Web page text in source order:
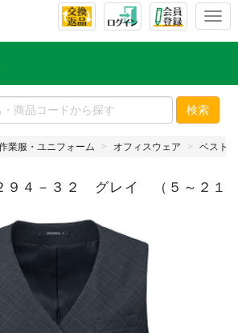
T
l
e
n
v
g
検索
業服・ユニフォーム オフィスウェア ベスト
４－３２ グレイ （５～２１